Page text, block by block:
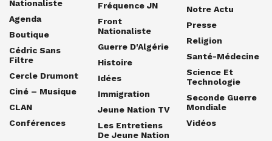
Nationaliste
Agenda
Boutique
Cédric Sans
Filtre
Cercle Drumont
Ciné – Musique
CLAN
Conférences
Fréquence JN
Front
Nationaliste
Guerre D'Algérie
Histoire
Idées
Immigration
Jeune Nation TV
Les Entretiens
De Jeune Nation
Notre Actu
Presse
Religion
Santé-Médecine
Science Et
Technologie
Seconde Guerre
Mondiale
Vidéos